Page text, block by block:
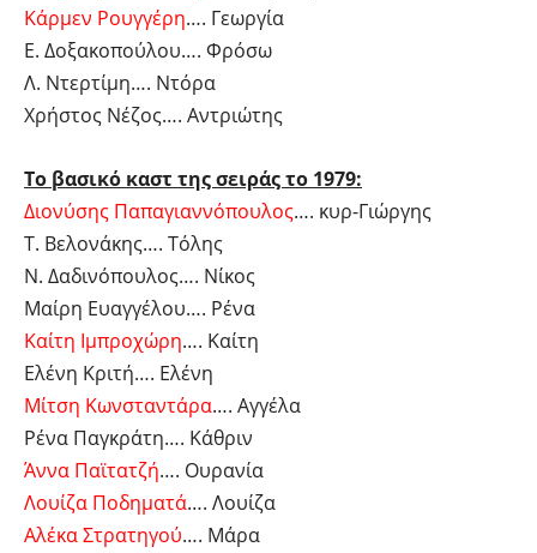
Κάρμεν Ρουγγέρη…. Γεωργία
Ε. Δοξακοπούλου…. Φρόσω
Λ. Ντερτίμη…. Ντόρα
Χρήστος Νέζος…. Αντριώτης
Το βασικό καστ της σειράς το 1979:
Διονύσης Παπαγιαννόπουλος…. κυρ-Γιώργης
Τ. Βελονάκης…. Τόλης
Ν. Δαδινόπουλος…. Νίκος
Μαίρη Ευαγγέλου…. Ρένα
Καίτη Ιμπροχώρη…. Καίτη
Ελένη Κριτή…. Ελένη
Μίτση Κωνσταντάρα…. Αγγέλα
Ρένα Παγκράτη…. Κάθριν
Άννα Παϊτατζή…. Ουρανία
Λουίζα Ποδηματά…. Λουίζα
Αλέκα Στρατηγού…. Μάρα